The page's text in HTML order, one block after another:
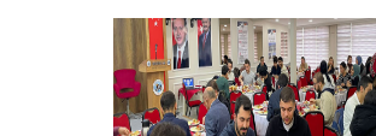
Vakfımızın 28. Olağan genel kurulu
Yapıldı
+